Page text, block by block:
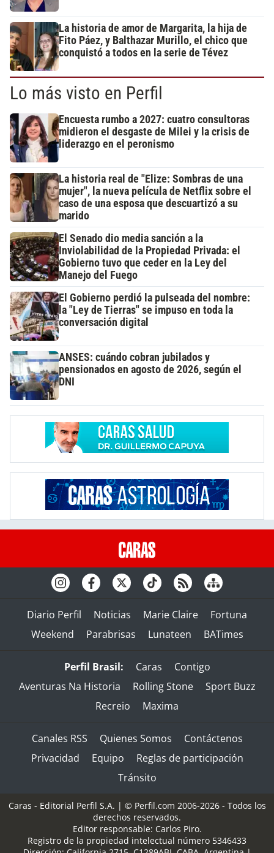
La historia de amor de Margarita, la hija de
Fito Páez, y Balthazar Murillo, el chico que
conquistó a todos en la serie de Tévez
Lo más visto en Perfil
Encuesta rumbo a 2027: cuatro consultoras
midieron el desgaste de Milei y la crisis de
liderazgo en el peronismo
La historia real de "Elize: Sombras de una
mujer", la nueva película de Netflix sobre el
caso de una esposa que descuartizó a su
marido
El Senado dio media sanción a la
Inviolabilidad de la Propiedad Privada: el
Gobierno tuvo que ceder en la Ley del
Manejo del Fuego
El Gobierno perdió la pulseada del nombre:
la "Ley de Tierras" se impuso en toda la
conversación digital
ANSES: cuándo cobran jubilados y
pensionados en agosto de 2026, según el
DNI
Diario Perfil Noticias Marie Claire
Fortuna
Weekend
Parabrisas Lunateen BATimes
Perfil Brasil: Caras
Contigo
Aventuras Na Historia
Rolling Stone
Sport Buzz
Recreio
Maxima
Canales RSS Quienes Somos
Contáctenos
Privacidad
Equipo
Reglas de participación
Tránsito
Caras - Editorial Perfil S.A. | © Perfil.com 2006-2026 - Todos los
derechos reservados.
Editor responsable: Carlos Piro.
Registro de la propiedad intelectual número 5346433